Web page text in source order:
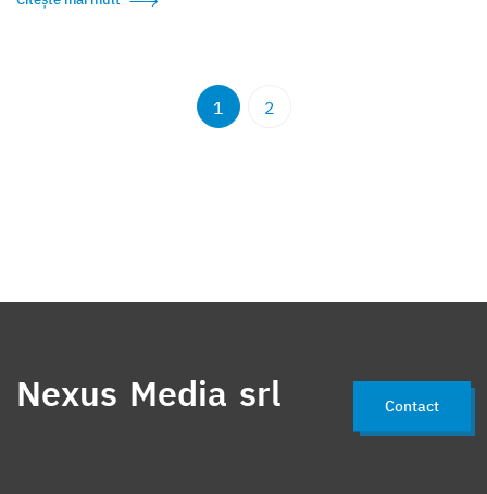
1 2
Nexus Media srl Contact